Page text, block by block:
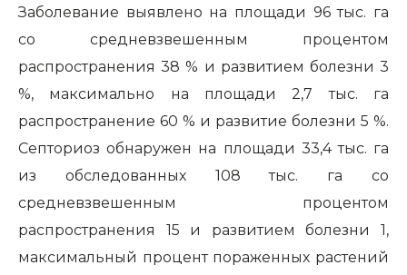
Заболевание выявлено на площади 96 тыс. га
со средневзвешенным процентом
распространения 38 % и развитием болезни 3
%, максимально на площади 2,7 тыс. га
распространение 60 % и развитие болезни 5 %.
Септориоз обнаружен на площади 33,4 тыс. га
из обследованных 108 тыс. га со
средневзвешенным процентом
распространения 15 и развитием болезни 1,
максимальный процент пораженных растений